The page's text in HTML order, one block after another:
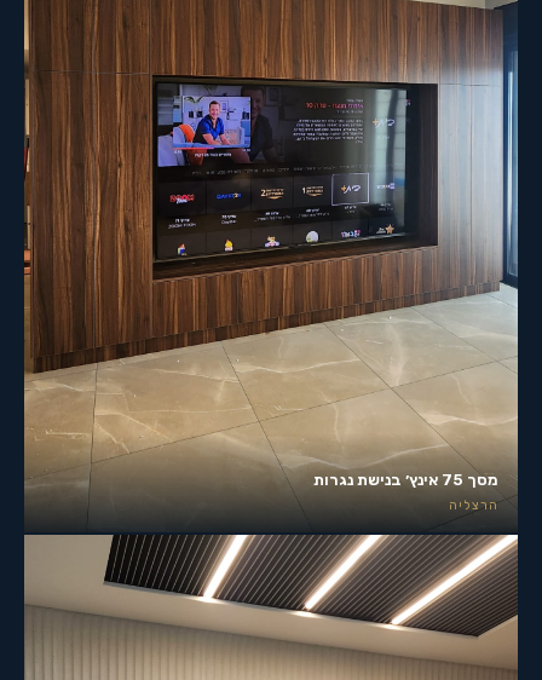
מסך 75 אינץ׳ בנישת נגרות
הרצליה